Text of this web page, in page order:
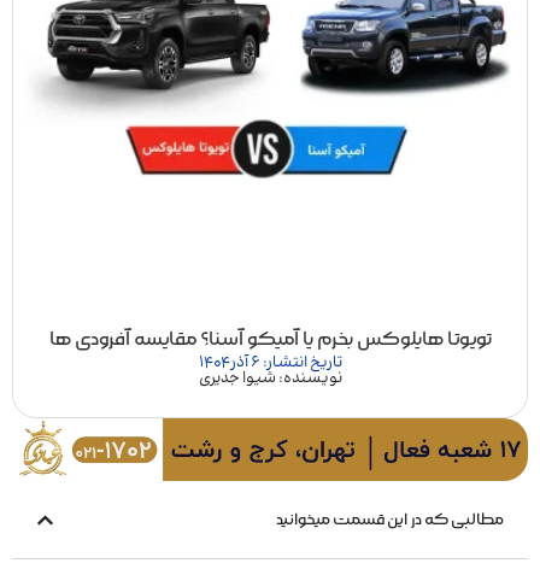
تویوتا هایلوکس بخرم یا آمیکو آسنا؟ مقایسه آفرودی ها
تاریخ انتشار: 6 آذر 1404
نویسنده: شیوا جدیری
مطالبی که در این قسمت میخوانید